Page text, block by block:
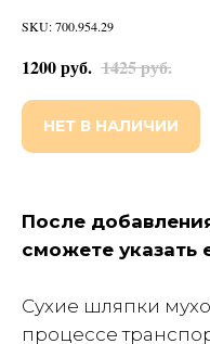
SKU: 700.954.29
1200руб. 1425руб.
НЕТ В НАЛИЧИИ
После
сможете указать
Сухие шляпки
процессе